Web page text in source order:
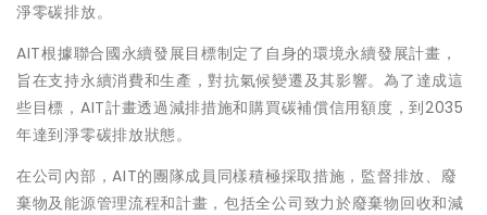
淨零碳排放。
AIT根據聯合國永續發展目標制定了自身的環境永續發展計畫，
旨在支持永續消費和生產，對抗氣候變遷及其影響。為了達成這
些目標，AIT計畫透過減排措施和購買碳補償信用額度，到2035
年達到淨零碳排放狀態。
在公司內部，AIT的團隊成員同樣積極採取措施，監督排放、廢
棄物及能源管理流程和計畫，包括全公司致力於廢棄物回收和減